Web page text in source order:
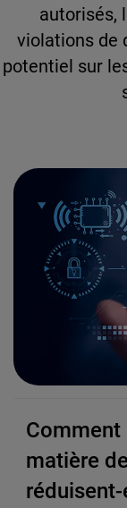
autorisés,
violations de
potentiel sur
Comment
matière